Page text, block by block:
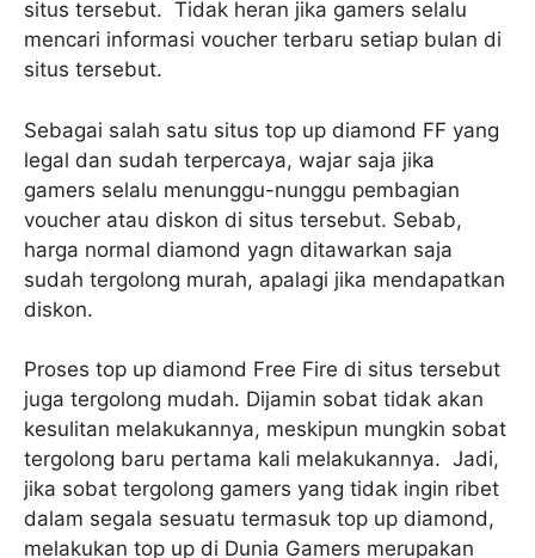
situs tersebut. Tidak heran jika gamers selalu
mencari informasi voucher terbaru setiap bulan di
situs tersebut.
Sebagai salah satu situs top up diamond FF yang
legal dan sudah terpercaya, wajar saja jika
gamers selalu menunggu-nunggu pembagian
voucher atau diskon di situs tersebut. Sebab,
harga normal diamond yagn ditawarkan saja
sudah tergolong murah, apalagi jika mendapatkan
diskon.
Proses top up diamond Free Fire di situs tersebut
juga tergolong mudah. Dijamin sobat tidak akan
kesulitan melakukannya, meskipun mungkin sobat
tergolong baru pertama kali melakukannya. Jadi,
jika sobat tergolong gamers yang tidak ingin ribet
dalam segala sesuatu termasuk top up diamond,
melakukan top up di Dunia Gamers merupakan